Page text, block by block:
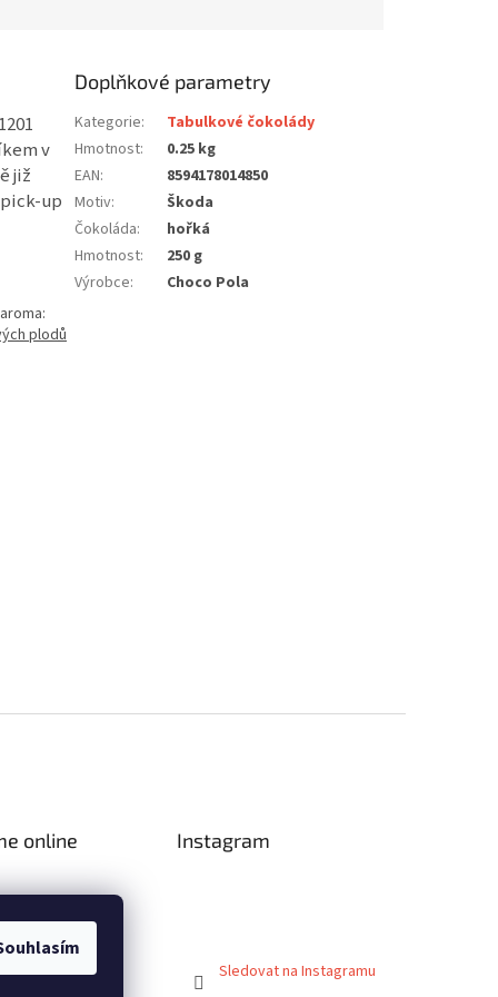
v
již
up
plodů
Doplňkové parametry
Kategorie:
Tabulkové čokolády
Hmotnost:
0.25 kg
EAN:
8594178014850
Motiv:
Škoda
Čokoláda:
hořká
Hmotnost:
250 g
Výrobce: Choco Pola
online
Instagram
Sledovat na Instagramu